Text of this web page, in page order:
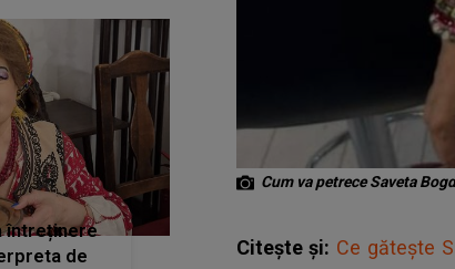
Cum va petrece Saveta
Citește și: Ce gătește
întreținere
de